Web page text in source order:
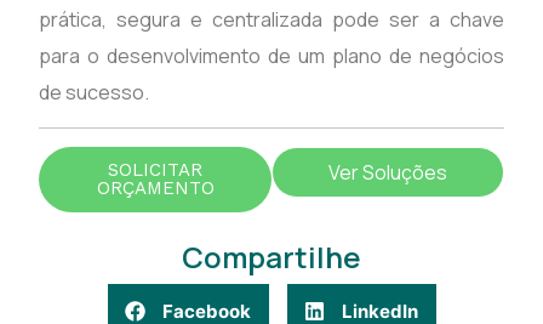
prática, segura e centralizada pode ser a chave
para o desenvolvimento de um plano de negócios
de sucesso.
SOLICITAR
ORÇAMENTO
Ver Soluções
Compartilhe
Facebook LinkedIn